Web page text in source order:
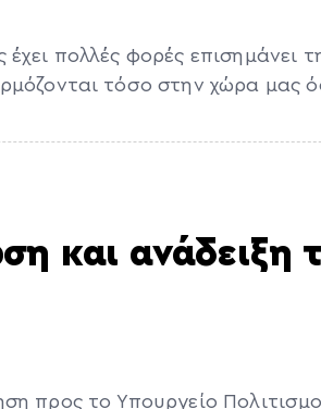
έχει πολλές φορές επισημάνει
τόσο στην χώρα μας
και ανάδειξη
προς το Υπουργείο